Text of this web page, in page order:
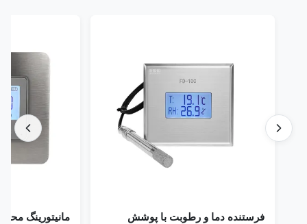
فرستنده دما و رطوبت با پوشش
مانیتورینگ محیطی